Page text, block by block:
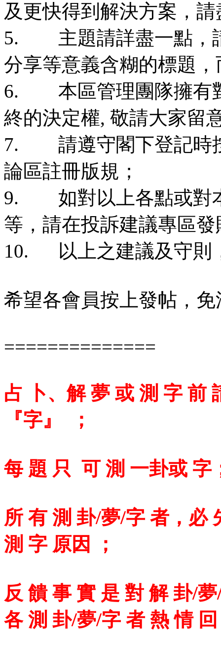
及更快得到解決方案，
5. 主題請詳盡一點，請
分享等意義含糊的標題
6. 本區管理團隊擁有
終的決定權, 敬請大家留
7. 請遵守閣下登記時
論區註冊版規；
9. 如對以上各點或對
等，請在投訴建議專區
10. 以上之建議及守則
希望各會員按上發帖，
==============
占 卜、解 夢 或 測 字 前
『字』 ；
每 題 只 可 測 一卦或 字
所 有 測 卦/夢/字 者，必
測 字 原因 ；
反 饋 事 實 是 對 解 卦/
各 測 卦/夢/字 者 熱 情